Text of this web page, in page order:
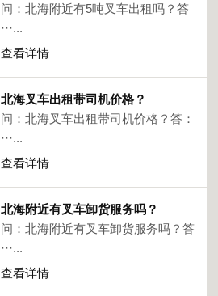
问：北海附近有5吨叉车出租吗？答
···...
查看详情
北海叉车出租带司机价格？
问：北海叉车出租带司机价格？答：
···...
查看详情
北海附近有叉车卸货服务吗？
问：北海附近有叉车卸货服务吗？答
···...
查看详情